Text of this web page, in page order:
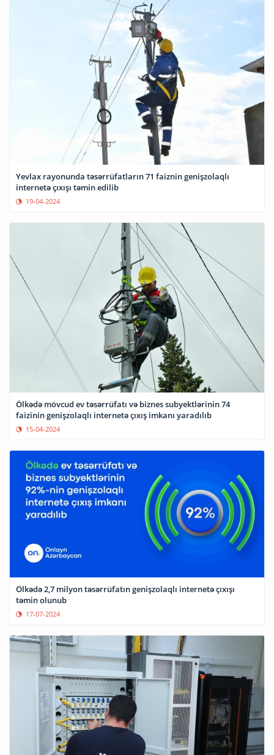
Yevlax rayonunda təsərrüfatların 71 faiznin genişzolaqlı
internetə çıxışı təmin edilib
19-04-2024
Ölkədə mövcud ev təsərrüfatı və biznes subyektlərinin 74
faizinin genişzolaqlı internetə çıxış imkanı yaradılıb
15-04-2024
Ölkədə 2,7 milyon təsərrüfatın genişzolaqlı internetə çıxışı
təmin olunub
17-07-2024